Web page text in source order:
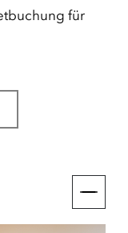
für